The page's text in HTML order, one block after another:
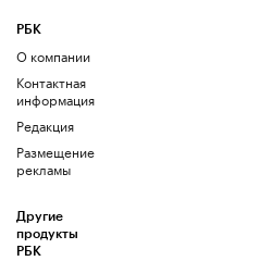
РБК
О компании
Контактная
информация
Редакция
Размещение
рекламы
Другие
продукты
РБК